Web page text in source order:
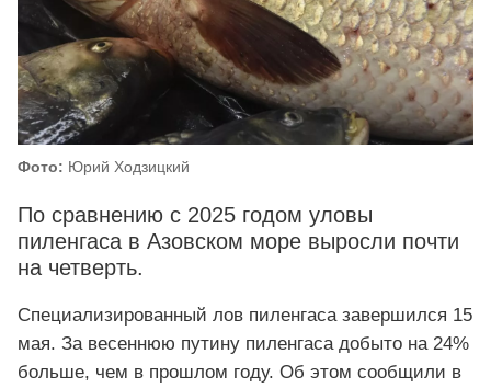
Фото: Юрий Ходзицкий
По сравнению с 2025 годом уловы
пиленгаса в Азовском море выросли почти
на четверть.
Специализированный лов пиленгаса завершился 15
мая. За весеннюю путину пиленгаса добыто на 24%
больше, чем в прошлом году. Об этом сообщили в